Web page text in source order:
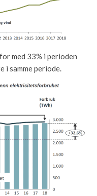
med 33% i perioden
i samme periode.